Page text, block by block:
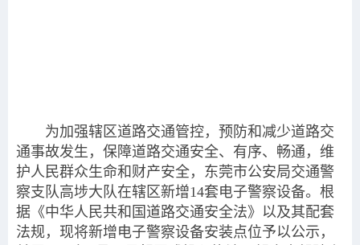
为加强辖区道路交通管控，预防和减少道路交
通事故发生，保障道路交通安全、有序、畅通，维
护人民群众生命和财产安全，东莞市公安局交通警
察支队高埗大队在辖区新增14套电子警察设备。根
据《中华人民共和国道路交通安全法》以及其配套
法规，现将新增电子警察设备安装点位予以公示，